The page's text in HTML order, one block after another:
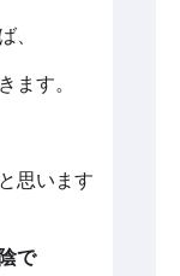
、
ます。
思います
で